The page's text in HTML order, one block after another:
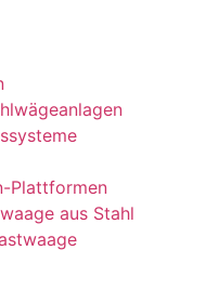
Plattformen
aus Stahl